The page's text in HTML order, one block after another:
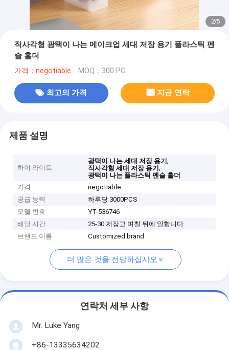
2/5
직사각형 광택이 나는 메이크업 세대 저장 용기 플라스틱 펜
슬 홀더
가격：negotiable MOQ：300 PC
최고의 가격 지금 연락
제품 설명
하이 라이트
광택이 나는 세대 저장 용기,
직사각형 세대 저장 용기,
광택이 나는 플라스틱 펜슬 홀더
가격
negotiable
공급 능력
하루당 3000PCS
모델 번호
YT-536746
배달 시간
25-30 저장고 며칠 뒤에 일합니다
브랜드 이름
Customized brand
더 많은 것을 전망하십시오
연락처 세부 사항
Mr. Luke Yang
+86-13335634202